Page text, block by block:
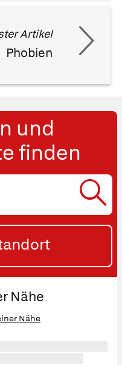
Artikel
Phobien
und
finden
Nähe
Nähe